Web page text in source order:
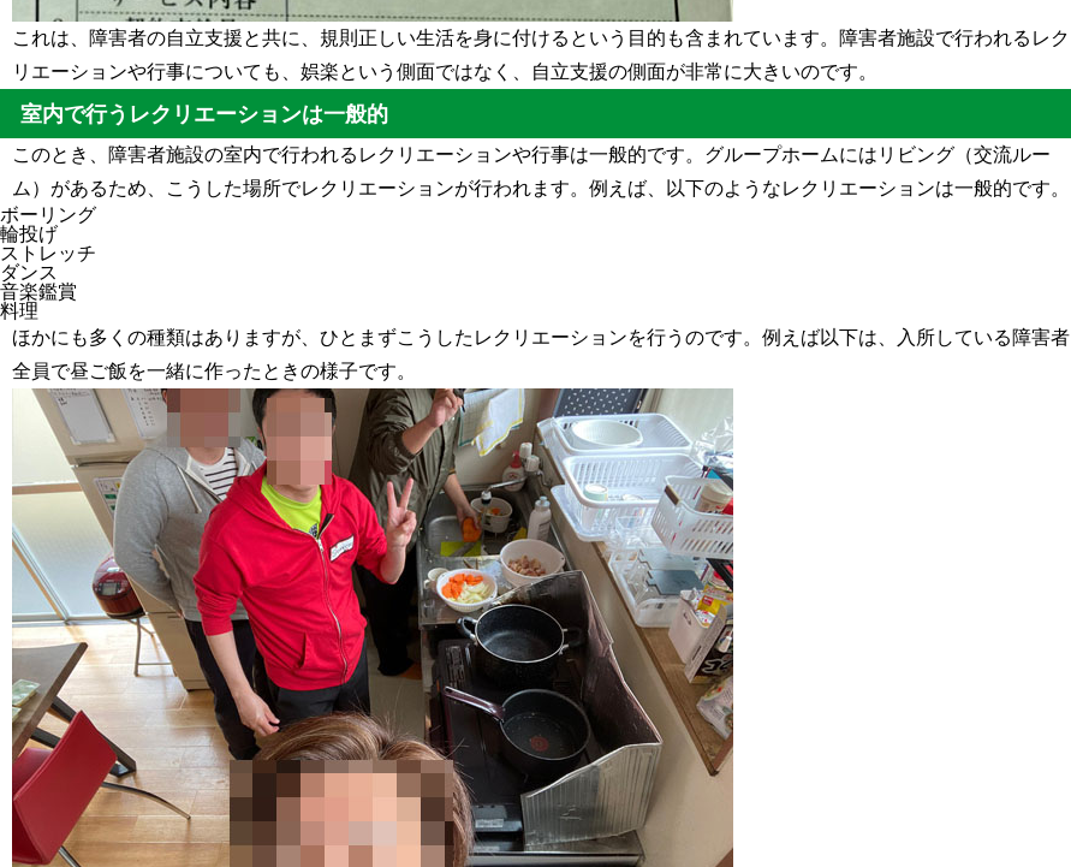
これは、障害者の自立支援と共に、規則正しい生活を身に付けるという目的も含まれています。障害者施設で行われるレク
リエーションや行事についても、娯楽という側面ではなく、自立支援の側面が非常に大きいのです。
室内で行うレクリエーションは一般的
このとき、障害者施設の室内で行われるレクリエーションや行事は一般的です。グループホームにはリビング（交流ルー
ム）があるため、こうした場所でレクリエーションが行われます。例えば、以下のようなレクリエーションは一般的です。
ボーリング
輪投げ
ストレッチ
ダンス
音楽鑑賞
料理
ほかにも多くの種類はありますが、ひとまずこうしたレクリエーションを行うのです。例えば以下は、入所している障害者
全員で昼ご飯を一緒に作ったときの様子です。